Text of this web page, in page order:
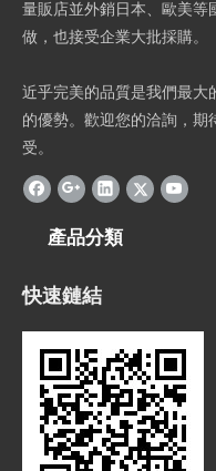
量販店並外銷日本、歐美等
做，也接受企業大批採購。
近乎完美的品質是我們最大
的優勢。歡迎您的洽詢，期
受。
產品分類
快速鏈結